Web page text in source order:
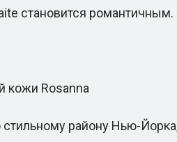
становится романтичным.
кожи Rosanna
району Нью-